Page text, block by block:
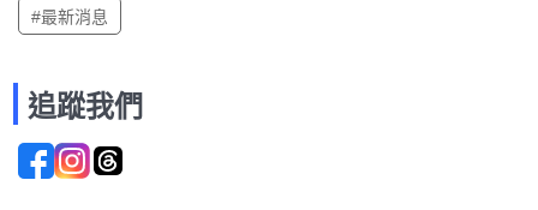
#最新消息
追蹤我們